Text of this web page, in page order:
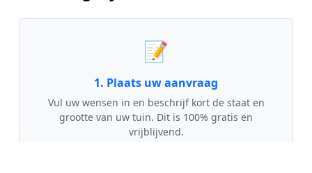
📝
1. Plaats uw aanvraag
Vul uw wensen in en beschrijf kort de staat en
grootte van uw tuin. Dit is 100% gratis en
vrijblijvend.